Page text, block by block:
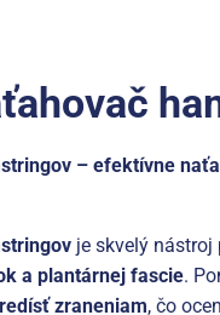
– efektívne
je skvelý nástroj
a plantárnej fascie.
zraneniam, čo